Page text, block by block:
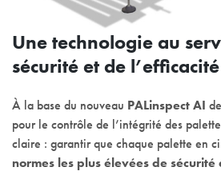
Une technologie au
sécurité et de l’efficacité
À la base du nouveau PALinspect AI
pour le contrôle de l’intégrité des
claire : garantir que chaque palette en
normes les plus élevées de